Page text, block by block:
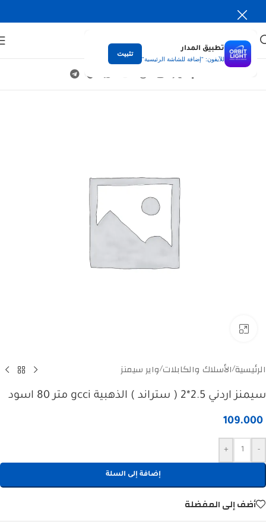
تطبيق المدار
للآيفون: "إضافة للشاشة الرئيسية"
تثبيت
الرئيسية/الأسلاك والكابلات/واير سيمنز
سيمنز اردني 2.5*2 ( ستراند ) الذهبية gcci متر 80 اسود
109.000
-
+
إضافة إلى السلة
أضف إلى المفضلة